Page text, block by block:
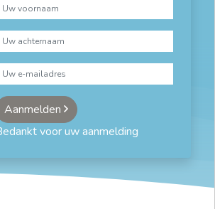
Aanmelden
voor uw aanmelding